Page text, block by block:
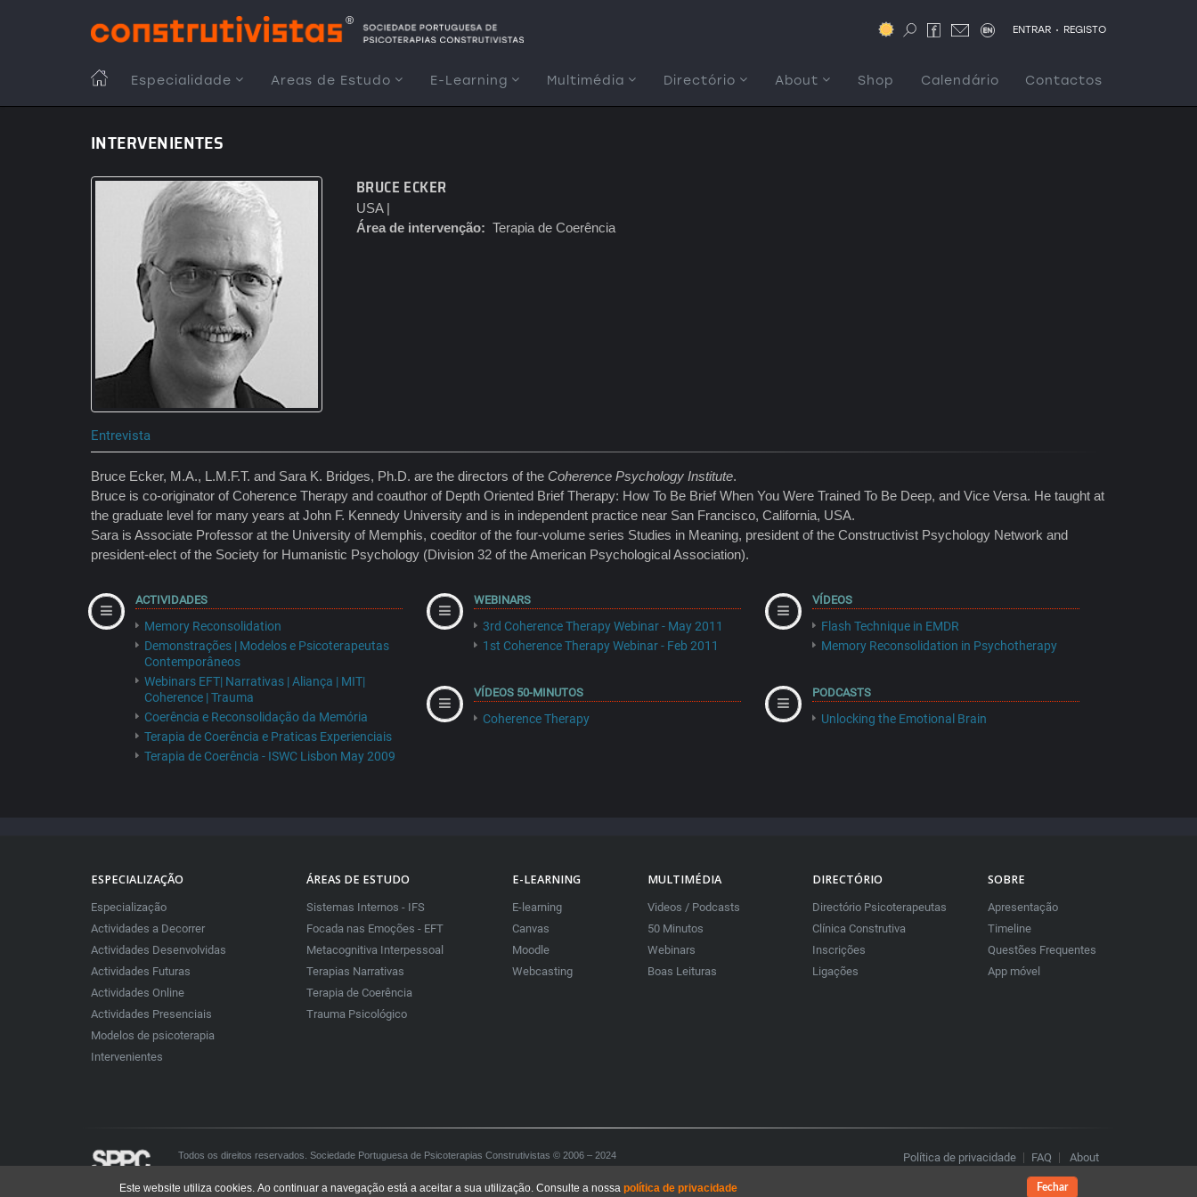
ENTRAR . REGISTO
MAIN
NAVIGATION
Especialidade Areas de Estudo E-Learning Multimédia Directório About Shop Calendário Contactos
INTERVENIENTES
BRUCE ECKER
USA |
Área de intervenção
Terapia de Coerência
Entrevista
Bruce Ecker, M.A., L.M.F.T. and Sara K. Bridges, Ph.D. are the directors of the Coherence Psychology Institute.
Bruce is co-originator of Coherence Therapy and coauthor of Depth Oriented Brief Therapy: How To Be Brief When You Were Trained To Be Deep, and Vice Versa. He taught at
the graduate level for many years at John F. Kennedy University and is in independent practice near San Francisco, California, USA.
Sara is Associate Professor at the University of Memphis, coeditor of the four-volume series Studies in Meaning, president of the Constructivist Psychology Network and
president-elect of the Society for Humanistic Psychology (Division 32 of the American Psychological Association).
ACTIVIDADES
Memory Reconsolidation
Demonstrações | Modelos e Psicoterapeutas
Contemporâneos
Webinars EFT| Narrativas | Aliança | MIT|
Coherence | Trauma
Coerência e Reconsolidação da Memória
Terapia de Coerência e Praticas Experienciais
Terapia de Coerência - ISWC Lisbon May 2009
WEBINARS
3rd Coherence Therapy Webinar - May 2011
1st Coherence Therapy Webinar - Feb 2011
VÍDEOS
Flash Technique in EMDR
Memory Reconsolidation in Psychotherapy
VÍDEOS 50-MINUTOS
Coherence Therapy
PODCASTS
Unlocking the Emotional Brain
ESPECIALIZAÇÃO
Especialização
Actividades a Decorrer
Actividades Desenvolvidas
Actividades Futuras
Actividades Online
Actividades Presenciais
Modelos de psicoterapia
Intervenientes
ÁREAS DE ESTUDO
Sistemas Internos - IFS
Focada nas Emoções - EFT
Metacognitiva Interpessoal
Terapias Narrativas
Terapia de Coerência
Trauma Psicológico
E-LEARNING
E-learning
Canvas
Moodle
Webcasting
MULTIMÉDIA
Videos / Podcasts
50 Minutos
Webinars
Boas Leituras
DIRECTÓRIO
Directório Psicoterapeutas
Clínica Construtiva
Inscrições
Ligações
SOBRE
Apresentação
Timeline
Questões Frequentes
App móvel
Política de privacidade FAQ About
Todos os direitos reservados. Sociedade Portuguesa de Psicoterapias Construtivistas © 2006 – 2024
All rights reserved. Portuguese Society for Constructivist Psychotherapies
Este website utiliza cookies. Ao continuar a navegação está a aceitar a sua utilização. Consulte a nossapolítica de privacidade Fechar